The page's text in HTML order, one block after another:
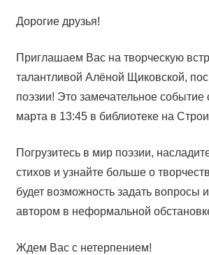
Дорогие друзья!
Приглашаем Вас на творческую
талантливой Алёной Щиковской,
поэзии! Это замечательное событие
марта в 13:45 в библиотеке на
Погрузитесь в мир поэзии,
стихов и узнайте больше о
будет возможность задать вопросы
автором в неформальной
Ждем Вас с нетерпением!